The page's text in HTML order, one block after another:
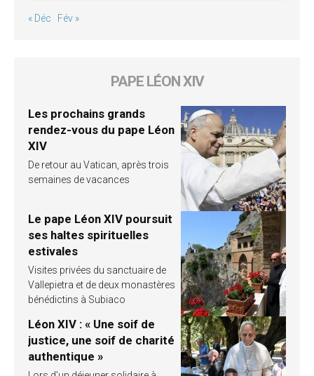
« Déc Fév »
PAPE LÉON XIV
Les prochains grands
rendez-vous du pape Léon
XIV
De retour au Vatican, après trois
semaines de vacances
Le pape Léon XIV poursuit
ses haltes spirituelles
estivales
Visites privées du sanctuaire de
Vallepietra et de deux monastères
bénédictins à Subiaco
Léon XIV : « Une soif de
justice, une soif de charité
authentique »